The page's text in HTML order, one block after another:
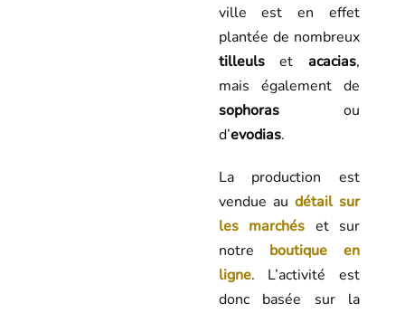
ville est en effet
plantée de nombreux
tilleulsetacacias,
mais également de
sophorasou
d’evodias.
La production est
vendue au détail sur
les marchés et sur
notre boutique en
ligne. L’activité est
donc basée sur la